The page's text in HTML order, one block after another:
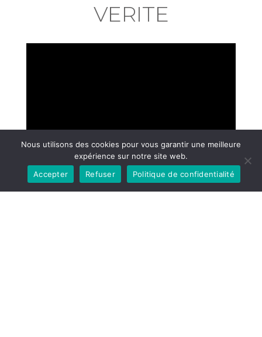
VERITE
SAGESSE
Nous utilisons des cookies pour vous garantir une meilleure
expérience sur notre site web.
Accepter
Refuser Politique de confidentialité